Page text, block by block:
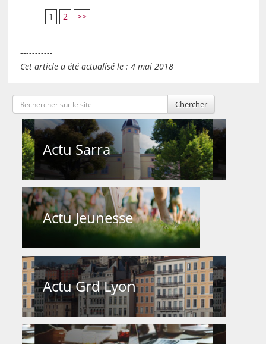
1
2 >>
-----------
Cet article a été actualisé le : 4 mai 2018
Chercher
Actu Sarra
Actu Jeunesse
Actu Grd Lyon